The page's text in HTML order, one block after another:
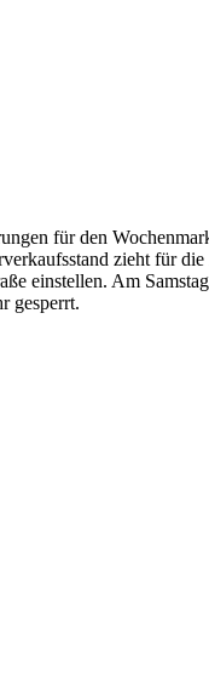
für den
zieht für
einstellen. Am
gesperrt.